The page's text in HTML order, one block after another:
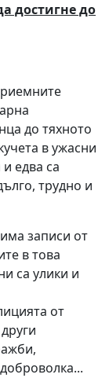
достигне до
до тяхното
в ужасни
едва са
трудно и
записи от
в това
са улики и
от